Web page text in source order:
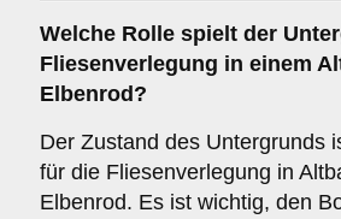
Welche Rolle spielt der
Fliesenverlegung in einem
Elbenrod?
Der Zustand des Untergrunds
für die Fliesenverlegung in
Elbenrod. Es ist wichtig, den